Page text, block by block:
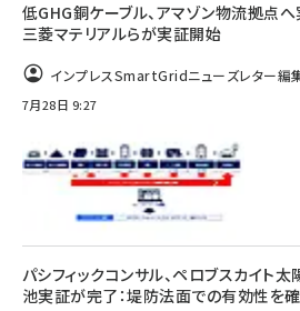
低GHG銅ケーブル、アマゾン物流拠点へ
三菱マテリアルらが実証開始
インプレスSmartGridニューズレター編
7月28日 9:27
パシフィックコンサル、ペロブスカイト太
池実証が完了：堤防法面での有効性を